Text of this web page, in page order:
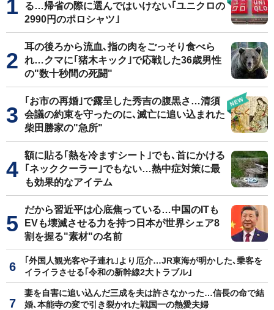
る…帰省の際に選んではいけない｢ユニクロの
2990円のポロシャツ｣
耳の後ろから流血､指の肉をごっそり食べら
れ…クマに｢猪木キック｣で応戦した36歳男性
の"数十秒間の死闘"
｢お市の再婚｣で露呈した秀吉の腹黒さ…清須
会議の約束を守ったのに､滅亡に追い込まれた
柴田勝家の"急所"
額に貼る｢熱を冷ますシート｣でも､首にかける
｢ネッククーラー｣でもない…熱中症対策に最
も効果的なアイテム
だから習近平は心底焦っている…中国のITも
EVも壊滅させる力を持つ日本が世界シェア8
割を握る"素材"の名前
｢外国人観光客や子連れ｣より厄介…JR東海が明かした､乗客を
イライラさせる｢令和の新幹線2大トラブル｣
妻を自害に追い込んだ三成を夫は許さなかった…信長の命で結
婚､本能寺の変で引き裂かれた戦国一の熱愛夫婦